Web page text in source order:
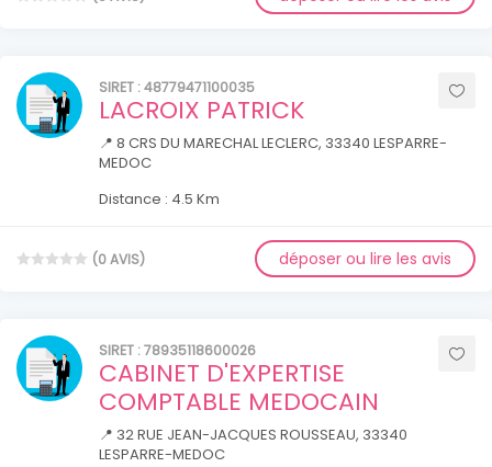
SIRET : 48779471100035
LACROIX PATRICK
📍 8 CRS DU MARECHAL LECLERC, 33340 LESPARRE-
MEDOC
Distance : 4.5 Km
(0 AVIS) déposer ou lire les avis
SIRET : 78935118600026
CABINET D'EXPERTISE
COMPTABLE MEDOCAIN
📍 32 RUE JEAN-JACQUES ROUSSEAU, 33340
LESPARRE-MEDOC